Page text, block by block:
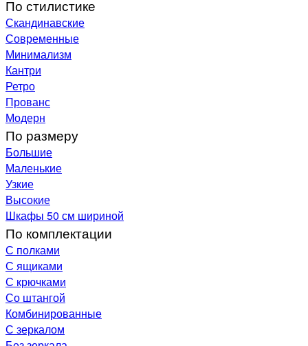
По стилистике
Скандинавские
Современные
Минимализм
Кантри
Ретро
Прованс
Модерн
По размеру
Большие
Маленькие
Узкие
Высокие
Шкафы 50 см шириной
По комплектации
С полками
С ящиками
С крючками
Со штангой
Комбинированные
С зеркалом